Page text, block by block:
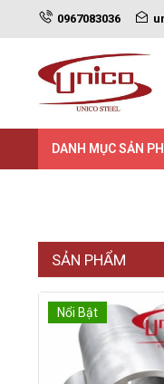
0967083036
DANH MỤC SẢN
SẢN PHẨM
Nổi Bật